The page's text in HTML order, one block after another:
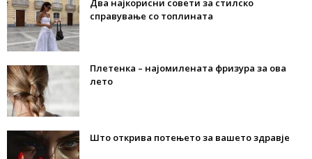
Два најкорисни совети за стилско
справување со топлината
Плетенка – најомилената фризура за ова
лето
Што открива потењето за вашето здравје